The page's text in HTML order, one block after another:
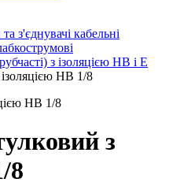
з'єднувачі кабельні
з ізоляцією НВ і Е
HB 1/8
HB 1/8
з
8